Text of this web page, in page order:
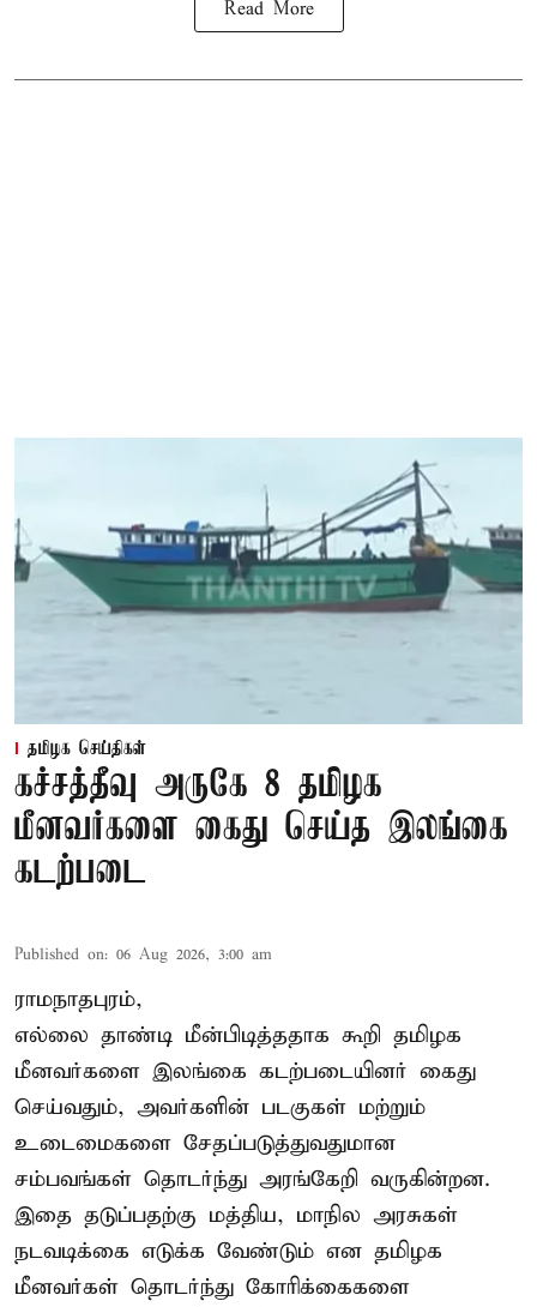
Read More
தமிழக செய்திகள்
கச்சத்தீவு அருகே 8 தமிழக
மீனவர்களை கைது செய்த இலங்கை
கடற்படை
Published on: 06 Aug 2026, 3:00 am
ராமநாதபுரம்,
எல்லை தாண்டி மீன்பிடித்ததாக கூறி தமிழக
மீனவர்களை இலங்கை கடற்படையினர் கைது
செய்வதும், அவர்களின் படகுகள் மற்றும்
உடைமைகளை சேதப்படுத்துவதுமான
சம்பவங்கள் தொடர்ந்து அரங்கேறி வருகின்றன.
இதை தடுப்பதற்கு மத்திய, மாநில அரசுகள்
நடவடிக்கை எடுக்க வேண்டும் என தமிழக
மீனவர்கள் தொடர்ந்து கோரிக்கைகளை